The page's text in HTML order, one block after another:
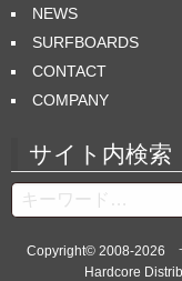
NEWS
SURFBOARDS
CONTACT
COMPANY
サイト内検索
Search
Copyright© 2008-2026
Hardcore